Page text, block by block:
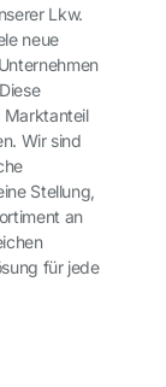
Lkw.
neue
Marktanteil
Wir sind
Stellung,
an
für jede